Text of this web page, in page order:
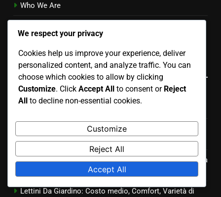
Who We Are
Recent Posts
Set Da Pranzo Per Esterni: Spazio ottimizzato, Materiali
Poltrone Da Esterno In Alluminio: Costo contenuto,
Durata, Manutenzione minima
Tavoli Pieghevoli: Economici, Facili da riporre, Versatilità
Lettini Da Giardino: Costo medio, Comfort, Varietà di
We respect your privacy
Cookies help us improve your experience, deliver
personalized content, and analyze traffic. You can
choose which cookies to allow by clicking
Customize. Click Accept All to consent or Reject
All to decline non-essential cookies.
Customize
Reject All
Accept All